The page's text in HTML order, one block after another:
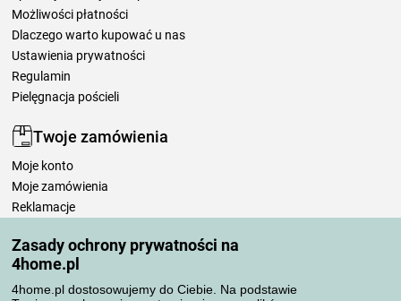
Zasady ochrony prywatności na
4home.pl
4home.pl dostosowujemy do Ciebie. Na podstawie
Możliwości płatności
Dlaczego warto kupować u nas
Ustawienia prywatności
Regulamin
Pielęgnacja pościeli
Twoje zamówienia
Moje konto
Moje zamówienia
Reklamacje
Zasady przetwarzania recenzji
Sposoby transportu